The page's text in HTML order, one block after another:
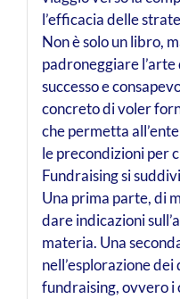
l’efficacia delle
Non è solo un libro,
padroneggiare
successo e
concreto di voler
che permetta
le precondizioni per
Fundraising si
Una prima parte, di
dare indicazioni
materia. Una
nell’esplorazione
fundraising, ovvero